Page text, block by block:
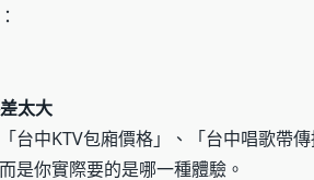
太大
台中KTV包廂價格」、「台中唱歌帶
是你實際要的是哪一種體驗。